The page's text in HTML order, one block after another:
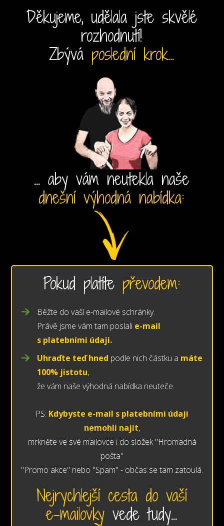
Děkujeme, udělala jste skvělé
rozhodnutí!
Zbývá poslední krok...
... aby vám neutekla naše
dnešní výhodná nabídka:
Pokud platíte převodem:
Běžte do vaší e-mailové schránky.
Právě jsme vám tam poslali e-mail
s platebními údaji.
Uhraďte teď hned podle nich částku a máte
100% jistotu,
že vám naše výhodná nabídka neuteče.
PS: Kdybyste e-mail s platebními údaji
nemohli najít,
mrkněte ve své mailovce i do složek "Hromadná
pošta"
"Promo akce" nebo "Spam" - občas se tam zatoulá.
Nejrychlejší cesta do vaší
e-mailovkyvede tudy...